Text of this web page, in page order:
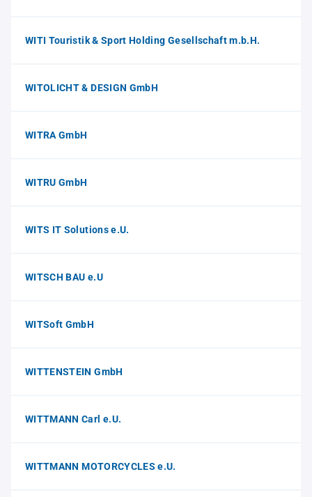
WITI Touristik & Sport Holding Gesellschaft m.b.H.
WITOLICHT & DESIGN GmbH
WITRA GmbH
WITRU GmbH
WITS IT Solutions e.U.
WITSCH BAU e.U
WITSoft GmbH
WITTENSTEIN GmbH
WITTMANN Carl e.U.
WITTMANN MOTORCYCLES e.U.